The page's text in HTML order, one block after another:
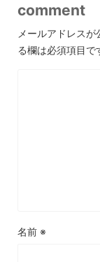
comment
メールアドレスが
る欄は必須項目で
名前 ※